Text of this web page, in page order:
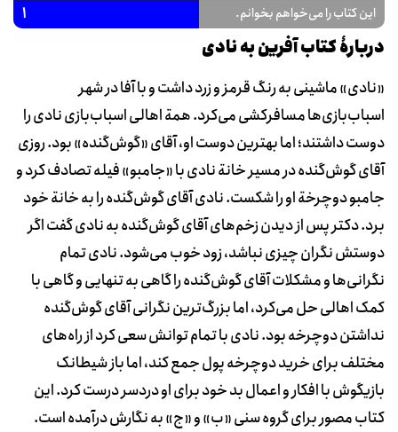
این کتاب را می‌خواهم بخوانم. 1
دربارۀ کتاب آفرین به نادی
«نادی» ماشینی به رنگ قرمز و زرد داشت و با آفا در شهر
اسباب‌بازی‌ها مسافرکشی می‌کرد. همة اهالی اسباب‌بازی‌ نادی را
دوست داشتند؛ اما بهترین دوست او، آقای «گوش‌گنده» بود. روزی
آقای گوش‌گنده در مسیر خانة نادی با «جامبو» فیله تصادف کرد و
جامبو دوچرخة او را شکست. نادی آقای گوش‌گنده را به خانة خود
برد. دکتر پس از دیدن زخم‌های آقای گوش‌گنده به نادی گفت اگر
دوستش نگران چیزی نباشد، زود خوب می‌شود. نادی تمام
نگرانی‌ها و مشکلات آقای گوش‌گنده را گاهی به تنهایی و گاهی با
کمک اهالی حل می‌کرد، اما بزرگ‌ترین نگرانی آقای گوش‌گنده
نداشتن دوچرخه‌ بود. نادی با تمام توانش سعی کرد از راه‌های
مختلف برای خرید دوچرخه پول جمع کند، اما باز شیطانک‌
بازیگوش با افکار و اعمال بد خود برای او دردسر درست کرد. این
کتاب مصور برای گروه سنی «ب» و «ج» به نگارش درآمده است.